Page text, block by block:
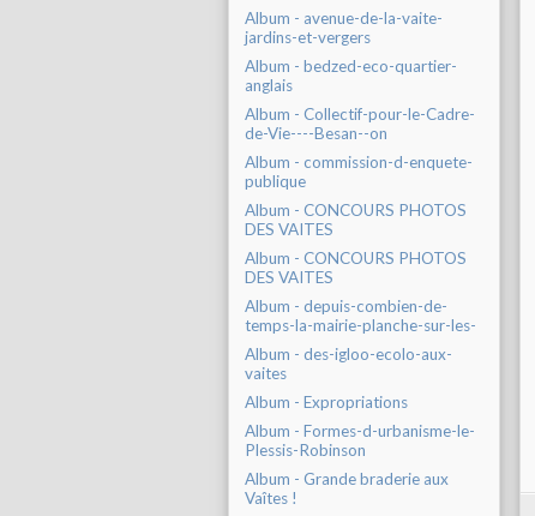
Album - avenue-de-la-vaite-
jardins-et-vergers
Album - bedzed-eco-quartier-
anglais
Album - Collectif-pour-le-Cadre-
de-Vie----Besan--on
Album - commission-d-enquete-
publique
Album - CONCOURS PHOTOS
DES VAITES
Album - CONCOURS PHOTOS
DES VAITES
Album - depuis-combien-de-
temps-la-mairie-planche-sur-les-
Album - des-igloo-ecolo-aux-
vaites
Album - Expropriations
Album - Formes-d-urbanisme-le-
Plessis-Robinson
Album - Grande braderie aux
Vaîtes !